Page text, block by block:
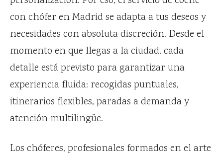
con chófer en Madrid se adapta a tus deseos y
necesidades con absoluta discreción. Desde el
momento en que llegas a la ciudad, cada
detalle está previsto para garantizar una
experiencia fluida: recogidas puntuales,
itinerarios flexibles, paradas a demanda y
atención multilingüe.
Los chóferes, profesionales formados en el arte